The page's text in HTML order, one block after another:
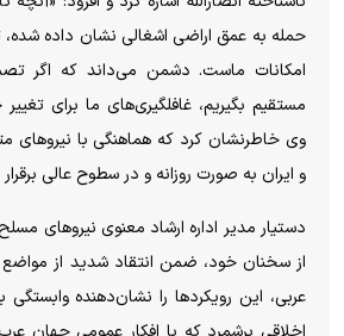
حمله به عمق اراضی اشغالی نشان داده
امکانات ماست. دشمن می‌داند که اگر
مستقیم بگیریم، غافلگیری‌های ما برای
وی خاطرنشان کرد که هماهنگی با نیرو‌های
و ایران به صورت روزانه و در سطوح عالی
دستیار مدیر اداره ارشاد معنوی نیرو‌های
از سخنان خود، ضمن انتقاد شدید از
عربی، این رویکرد‌ها را نشان‌دهنده